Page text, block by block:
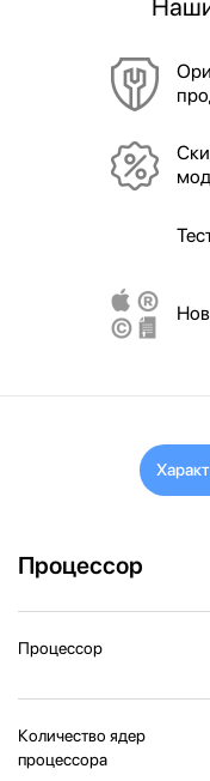
Процессор
Процессор
Количество ядер
процессора